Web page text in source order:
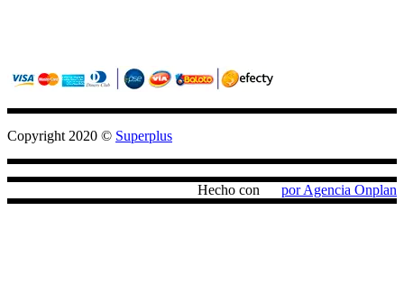
Copyright 2020 © Superplus
Hecho con por Agencia Onplan